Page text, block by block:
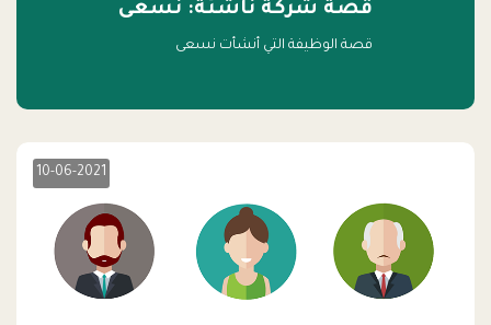
قصة شركة ناشئة: نسعى
قصة الوظيفة التي أنشأت نسعى
10-06-2021